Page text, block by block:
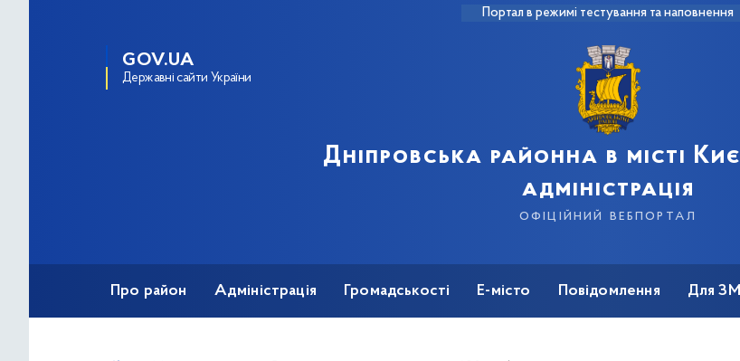
Портал в режимі тестування та наповнення
GOV.UA
Державні сайти України
Дніпровська районна в місті
адміністрація
офіційний вебпортал
Про район Адміністрація Громадськості Е-місто Повідомлення Для